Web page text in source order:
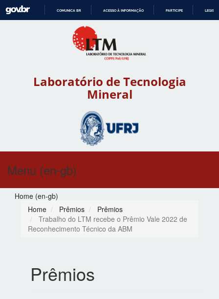
CONTEÚDO
COMUNICA BR ACESSO À INFORMAÇÃO PARTICIPE
Laboratório de Tecnologia
Mineral
Menu (en-gb)
Home (en-gb)
Home
Prêmios
Prêmios
Trabalho do LTM recebe o Prêmio Vale 2022 de
Reconhecimento Técnico da ABM
Prêmios